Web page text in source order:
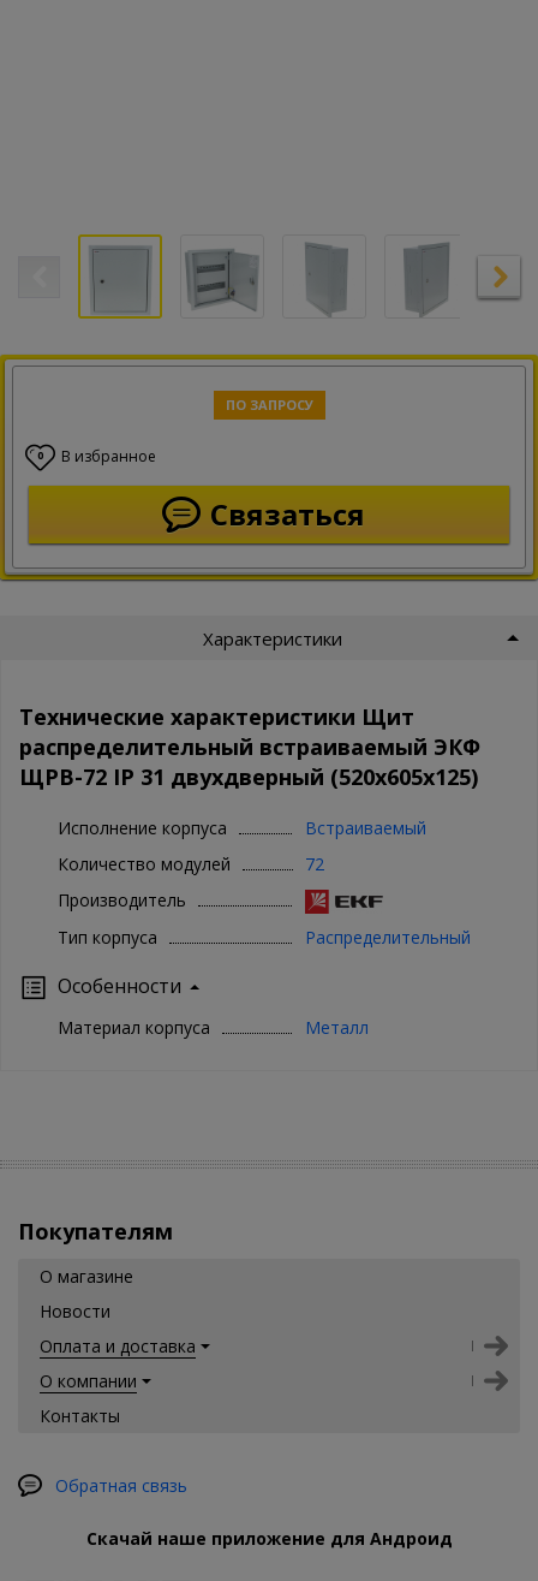
ПО ЗАПРОСУ
0 В избранное
Связаться
Характеристики
Технические характеристики Щит
распределительный встраиваемый ЭКФ
ЩРВ-72 IP 31 двухдверный (520х605х125)
Исполнение корпуса
Встраиваемый
Количество модулей
72
Производитель
Тип корпуса
Распределительный
Особенности
Материал корпуса Металл
Покупателям
О магазине
Новости
Оплата и доставка
О компании
Контакты
Обратная связь
Скачай наше приложение для Андроид